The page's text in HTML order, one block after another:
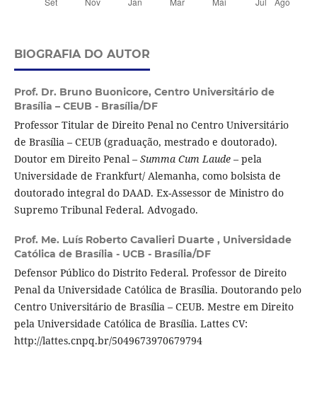
BIOGRAFIA DO AUTOR
Prof. Dr. Bruno Buonicore, Centro Universitário de
Brasília – CEUB - Brasília/DF
Professor Titular de Direito Penal no Centro Universitário
de Brasília – CEUB (graduação, mestrado e doutorado).
Doutor em Direito Penal – Summa Cum Laude– pela
Universidade de Frankfurt/ Alemanha, como bolsista de
doutorado integral do DAAD. Ex-Assessor de Ministro do
Supremo Tribunal Federal. Advogado.
Prof. Me. Luís Roberto Cavalieri Duarte , Universidade
Católica de Brasília - UCB - Brasília/DF
Defensor Público do Distrito Federal. Professor de Direito
Penal da Universidade Católica de Brasília. Doutorando pelo
Centro Universitário de Brasília – CEUB. Mestre em Direito
pela Universidade Católica de Brasília. Lattes CV:
http://lattes.cnpq.br/5049673970679794